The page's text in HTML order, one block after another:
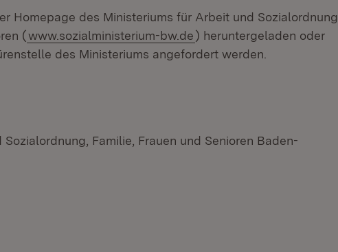
Homepage des Ministeriums für Arbeit und Sozialordnung,
(www.sozialministerium-bw.de) heruntergeladen oder
des Ministeriums angefordert werden.
Familie, Frauen und Senioren Baden-